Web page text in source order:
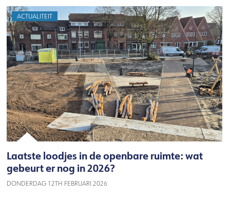
Laatste loodjes in de openbare ruimte: wat
gebeurt er nog in 2026?
ACTUALITEIT
DONDERDAG 12TH FEBRUARI 2026